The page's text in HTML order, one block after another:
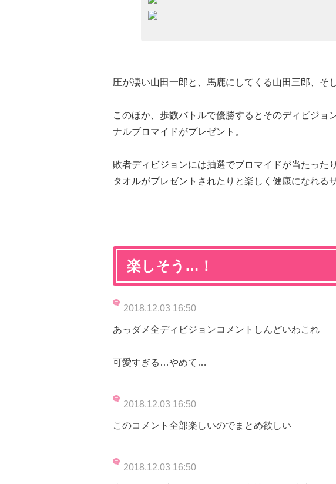
圧が凄い山田一郎と、馬鹿にしてくる山田三郎、そ
このほか、歩数バトルで優勝するとそのディビジョ
ナルブロマイドがプレゼント。
敗者ディビジョンには抽選でブロマイドが当たった
タオルがプレゼントされたりと楽しく健康になれる
楽しそう…！
2018.12.03 16:50
あっダメ全ディビジョンコメントしんどいわこれ
可愛すぎる…やめて…
2018.12.03 16:50
このコメント全部楽しいのでまとめ欲しい
2018.12.03 16:50